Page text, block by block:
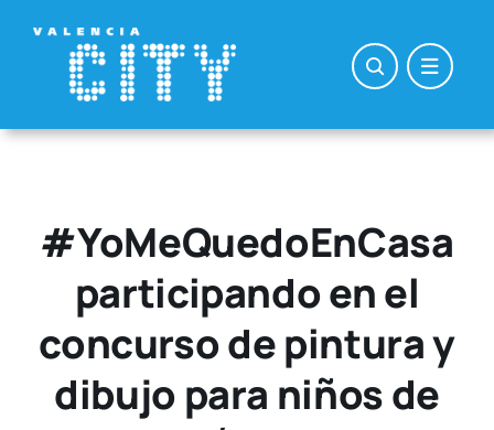
contenido
#YoMeQuedoEnCasa
participando en el
concurso de pintura y
dibujo para niños de